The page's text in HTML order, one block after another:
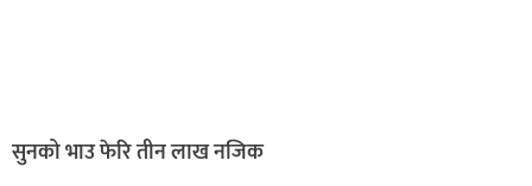
सुनको भाउ फेरि तीन लाख नजिक